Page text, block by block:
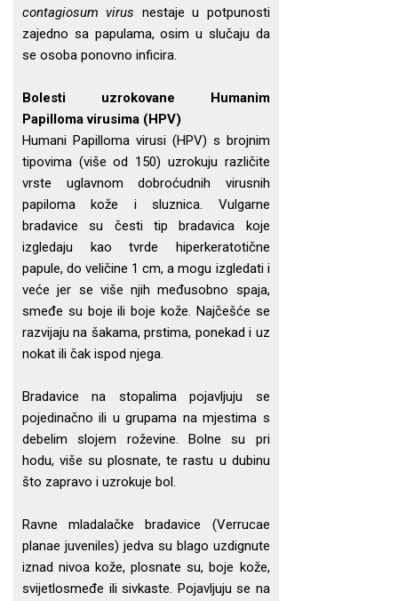
contagiosum virus nestaje u potpunosti
zajedno sa papulama, osim u slučaju da
se osoba ponovno inficira.
Bolesti uzrokovane Humanim
Papilloma virusima (HPV)
Humani Papilloma virusi (HPV) s brojnim
tipovima (više od 150) uzrokuju različite
vrste uglavnom dobroćudnih virusnih
papiloma kože i sluznica. Vulgarne
bradavice su česti tip bradavica koje
izgledaju kao tvrde hiperkeratotične
papule, do veličine 1 cm, a mogu izgledati i
veće jer se više njih međusobno spaja,
smeđe su boje ili boje kože. Najčešće se
razvijaju na šakama, prstima, ponekad i uz
nokat ili čak ispod njega.
Bradavice na stopalima pojavljuju se
pojedinačno ili u grupama na mjestima s
debelim slojem roževine. Bolne su pri
hodu, više su plosnate, te rastu u dubinu
što zapravo i uzrokuje bol.
Ravne mladalačke bradavice (Verrucae
planae juveniles) jedva su blago uzdignute
iznad nivoa kože, plosnate su, boje kože,
svijetlosmeđe ili sivkaste. Pojavljuju se na